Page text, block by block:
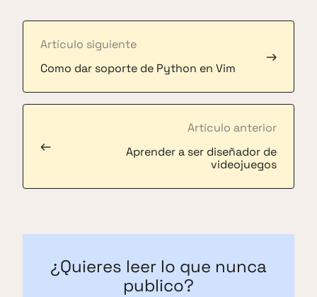
Artículo anterior
Aprender a ser diseñador de
videojuegos
←
Artículo siguiente
Como dar soporte de Python en Vim
→
¿Quieres leer lo que nunca
publico?